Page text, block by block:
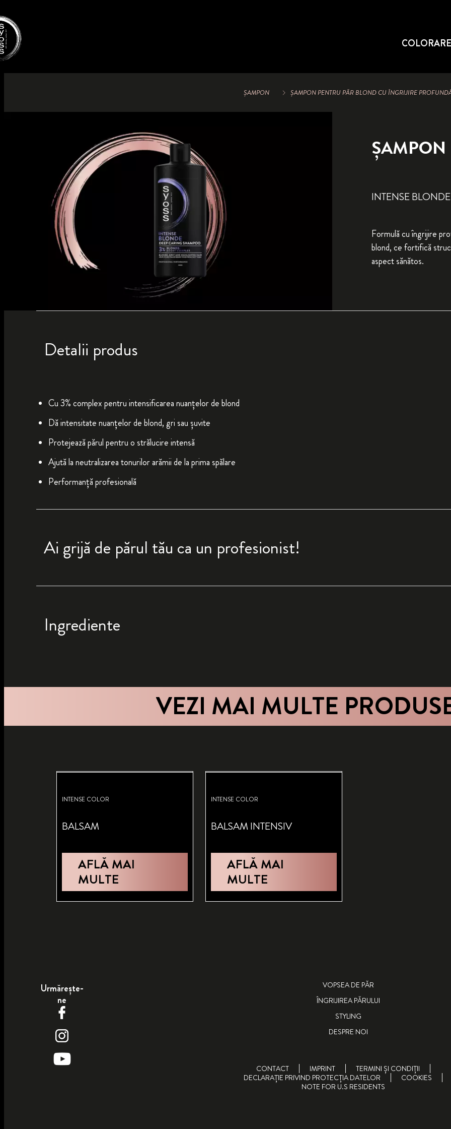
ȘAMPON ȘAMPON PENTRU PĂR BLOND CU ÎNGRIJIRE
ȘAMPON
INTENSE BLONDE
Formulă cu îngrijire
blond, ce fortifică
aspect sănătos.
Detalii produs
Cu 3% complex pentru intensificarea nuanțelor de blond
Dă intensitate nuanțelor de blond, gri sau șuvite
Protejează părul pentru o strălucire intensă
Ajută la neutralizarea tonurilor arămii de la prima spălare
Performanță profesională
Ai grijă de părul tău ca un profesionist!
Ingrediente
VEZI MAI MULTE
INTENSE COLOR
BALSAM
AFLĂ MAI
MULTE
INTENSE COLOR
BALSAM INTENSIV
AFLĂ MAI
MULTE
Urmărește-
ne
VOPSEA DE PĂR
ÎNGRIJIREA PĂRULUI
STYLING
DESPRE NOI
CONTACT IMPRINT
TERMINI ȘI CONDIȚII
DECLARAȚIE PRIVIND PROTECȚIA DATELOR
COOKIES
NOTE FOR U.S RESIDENTS